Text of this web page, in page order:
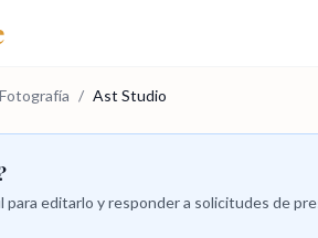
Fotografía / Ast Studio
para editarlo y responder a solicitudes de